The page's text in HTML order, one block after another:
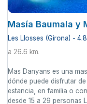
Masía Baumala y
Les Llosses (Girona) - 4.8
a 26.6 km.
Mas Danyans es una
dónde puede disfrutar
estancia, en familia o
desde 15 a 29 personas